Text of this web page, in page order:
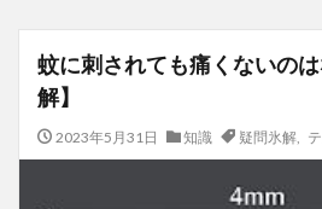
蚊に刺されても痛くないの
解】
2023年5月31日 知識 疑問氷解